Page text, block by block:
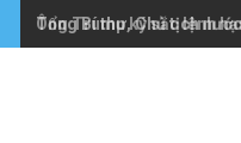
Ông Trump ký sắc lệnh
Tổng Bí thư, Chủ tịch